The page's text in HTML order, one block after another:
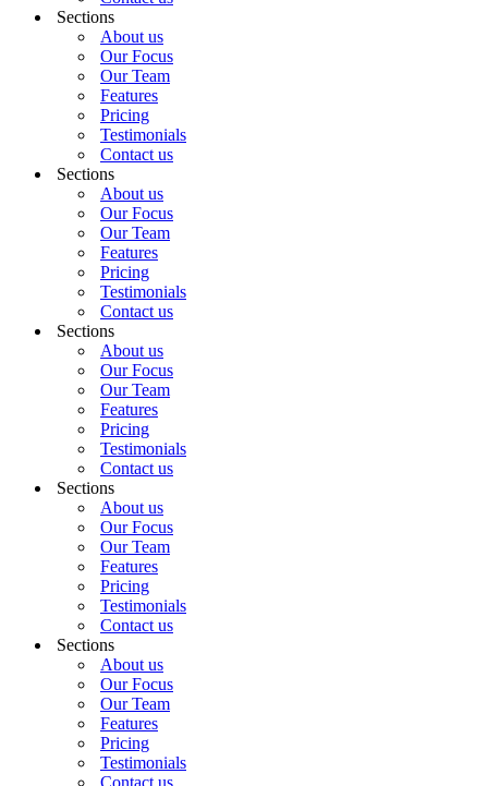
Sections
About us
Our Focus
Our Team
Features
Pricing
Testimonials
Contact us
Sections
About us
Our Focus
Our Team
Features
Pricing
Testimonials
Contact us
Sections
About us
Our Focus
Our Team
Features
Pricing
Testimonials
Contact us
Sections
About us
Our Focus
Our Team
Features
Pricing
Testimonials
Contact us
Sections
About us
Our Focus
Our Team
Features
Pricing
Testimonials
Contact us